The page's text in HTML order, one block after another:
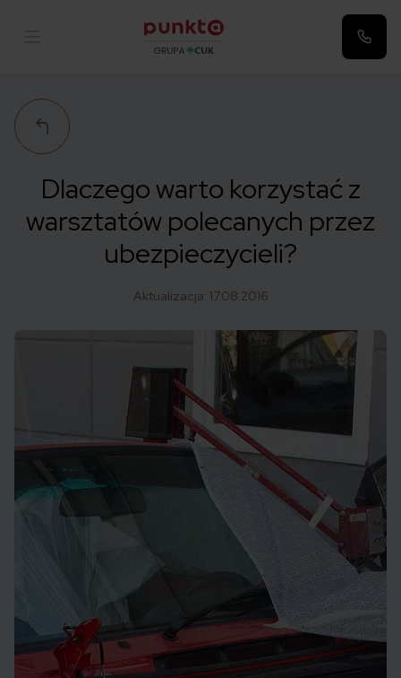
Dlaczego warto korzystać z
warsztatów polecanych przez
ubezpieczycieli?
Aktualizacja: 17.08.2016